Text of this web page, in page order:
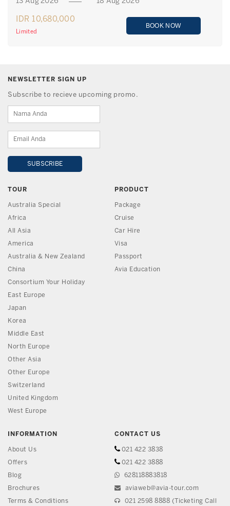
13 Aug 2026
18 Aug 2026
IDR 10,680,000
Limited
BOOK NOW
NEWSLETTER SIGN UP
Subscribe to recieve upcoming promo.
TOUR
Australia Special
Africa
All Asia
America
Australia & New Zealand
China
Consortium Your Holiday
East Europe
Japan
Korea
Middle East
North Europe
Other Asia
Other Europe
Switzerland
United Kingdom
West Europe
PRODUCT
Package
Cruise
Car Hire
Visa
Passport
Avia Education
INFORMATION
About Us
Offers
Blog
Brochures
Terms & Conditions
CONTACT US
021 422 3838
021 422 3888
628118883818
aviaweb@avia-tour.com
021 2598 8888 (Ticketing Call